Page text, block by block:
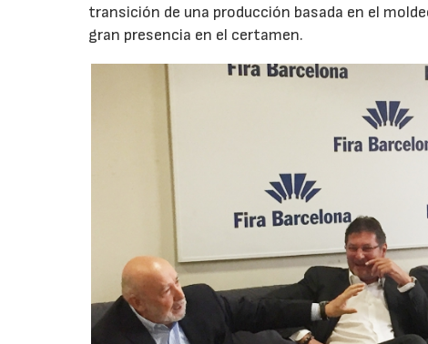
transición de una producción basada en el
gran presencia en el certamen.